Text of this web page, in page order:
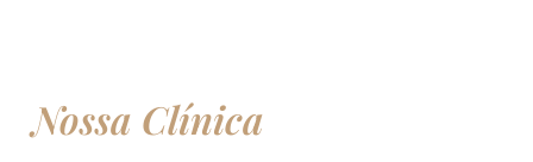
Nossa Clínica